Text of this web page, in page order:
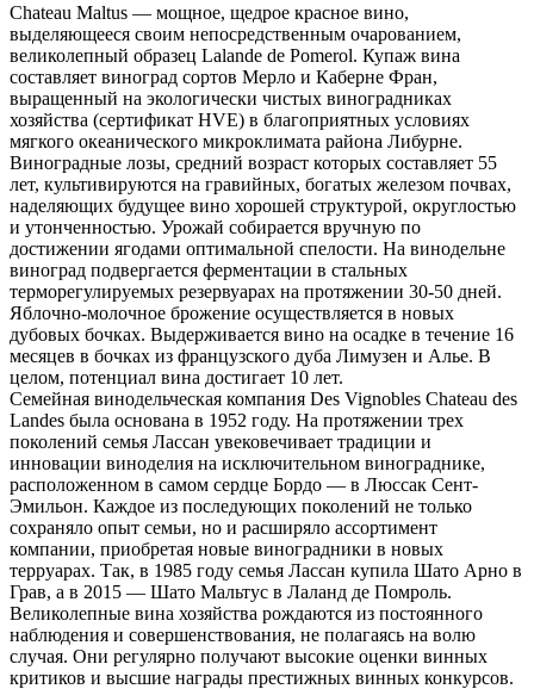
Chateau Maltus — мощное, щедрое красное вино,
выделяющееся своим непосредственным очарованием,
великолепный образец Lalande de Pomerol. Купаж вина
составляет виноград сортов Мерло и Каберне Фран,
выращенный на экологически чистых виноградниках
хозяйства (сертификат HVE) в благоприятных условиях
мягкого океанического микроклимата района Либурне.
Виноградные лозы, средний возраст которых составляет 55
лет, культивируются на гравийных, богатых железом почвах,
наделяющих будущее вино хорошей структурой, округлостью
и утонченностью. Урожай собирается вручную по
достижении ягодами оптимальной спелости. На винодельне
виноград подвергается ферментации в стальных
терморегулируемых резервуарах на протяжении 30-50 дней.
Яблочно-молочное брожение осуществляется в новых
дубовых бочках. Выдерживается вино на осадке в течение 16
месяцев в бочках из французского дуба Лимузен и Алье. В
целом, потенциал вина достигает 10 лет.
Семейная винодельческая компания Des Vignobles Chateau des
Landes была основана в 1952 году. На протяжении трех
поколений семья Лассан увековечивает традиции и
инновации виноделия на исключительном винограднике,
расположенном в самом сердце Бордо — в Люссак Сент-
Эмильон. Каждое из последующих поколений не только
сохраняло опыт семьи, но и расширяло ассортимент
компании, приобретая новые виноградники в новых
терруарах. Так, в 1985 году семья Лассан купила Шато Арно в
Грав, а в 2015 — Шато Мальтус в Лаланд де Помроль.
Великолепные вина хозяйства рождаются из постоянного
наблюдения и совершенствования, не полагаясь на волю
случая. Они регулярно получают высокие оценки винных
критиков и высшие награды престижных винных конкурсов.